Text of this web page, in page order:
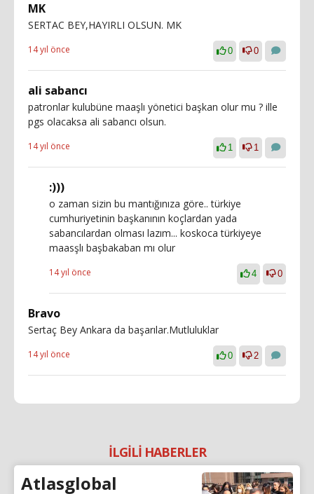
MK
SERTAC BEY,HAYIRLI OLSUN. MK
14 yıl önce 0 0
ali sabancı
patronlar kulubüne maaşlı yönetici başkan olur mu ? ille
pgs olacaksa ali sabancı olsun.
14 yıl önce 1 1
:)))
o zaman sizin bu mantığınıza göre.. türkiye
cumhuriyetinin başkanının koçlardan yada
sabancılardan olması lazım... koskoca türkiyeye
maasşlı başbakaban mı olur
14 yıl önce 4 0
Bravo
Sertaç Bey Ankara da başarılar.Mutluluklar
14 yıl önce 0 2
İLGİLİ HABERLER
Atlasglobal